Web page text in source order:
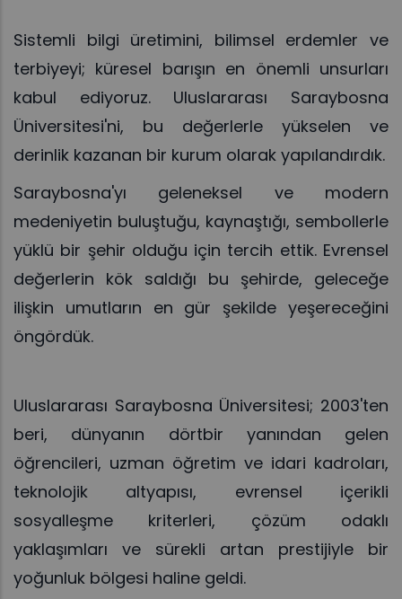
Sistemli bilgi üretimini, bilimsel erdemler ve
terbiyeyi; küresel barışın en önemli unsurları
kabul ediyoruz. Uluslararası Saraybosna
Üniversitesi'ni, bu değerlerle yükselen ve
derinlik kazanan bir kurum olarak yapılandırdık.
Saraybosna'yı geleneksel ve modern
medeniyetin buluştuğu, kaynaştığı, sembollerle
yüklü bir şehir olduğu için tercih ettik. Evrensel
değerlerin kök saldığı bu şehirde, geleceğe
ilişkin umutların en gür şekilde yeşereceğini
öngördük.
Uluslararası Saraybosna Üniversitesi; 2003'ten
beri, dünyanın dörtbir yanından gelen
öğrencileri, uzman öğretim ve idari kadroları,
teknolojik altyapısı, evrensel içerikli
sosyalleşme kriterleri, çözüm odaklı
yaklaşımları ve sürekli artan prestijiyle bir
yoğunluk bölgesi haline geldi.